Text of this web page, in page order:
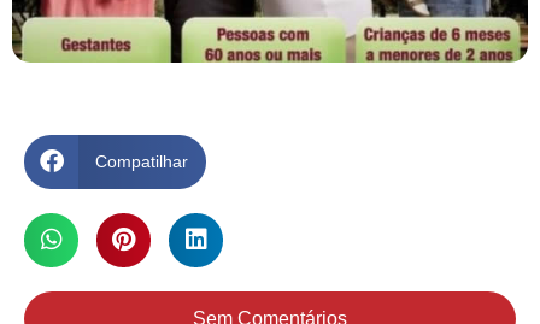
Compatilhar
Sem Comentários